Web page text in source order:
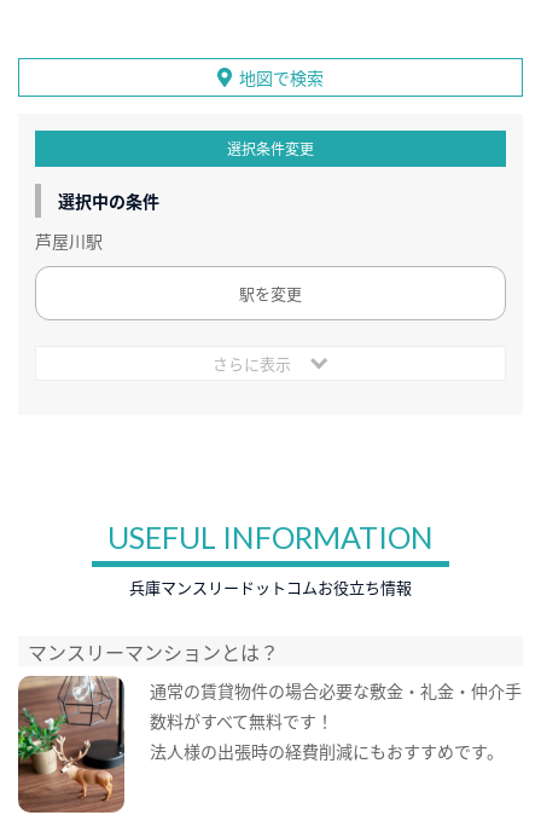
地図で検索
選択条件変更
選択中の条件
芦屋川駅
駅を変更
さらに表示
USEFUL INFORMATION
兵庫マンスリードットコムお役立ち情報
マンスリーマンションとは？
通常の賃貸物件の場合必要な敷金・礼金・仲介手
数料がすべて無料です！
法人様の出張時の経費削減にもおすすめです。